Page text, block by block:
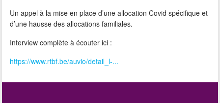
Un appel à la mise en place d’une allocation Covid spécifique et
d’une hausse des allocations familiales.
Interview complète à écouter ici :
https://www.rtbf.be/auvio/detail_l-...